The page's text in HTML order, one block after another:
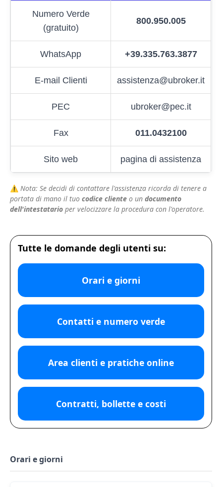
Numero Verde
(gratuito)
800.950.005
WhatsApp +39.335.763.3877
E-mail Clienti assistenza@ubroker.it
PEC ubroker@pec.it
Fax 011.0432100
Sito web pagina di assistenza
⚠️ Nota: Se decidi di contattare l'assistenza ricorda di tenere a
portata di mano il tuo codice cliente o un documento
dell'intestatario per velocizzare la procedura con l'operatore.
Tutte le domande degli utenti su:
Orari e giorni
Contatti e numero verde
Area clienti e pratiche online
Contratti, bollette e costi
Orari e giorni